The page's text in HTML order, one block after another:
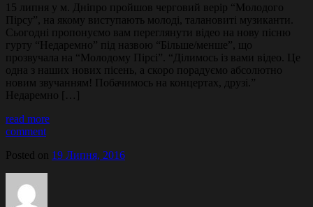
15 липня у м. Дніпро пройшов черговий верір “Молодого
Пірсу”, на якому виступають молоді, талановиті музиканти.
Сьогодні пропонуємо вам переглянути відео на нову пісню
гурту “Недаремно” під назвою “Більше/менше”, що
прозвучала на “Молодому Пірсі”. “Ділимось із вами відео. Це
одна з наших нових пісень, а скоро порадуємо абсолютно
новим звучанням! Побачимось на концертах, друзі.”
Недаремно […]
read more
comment
Posted on 19 Липня, 2016